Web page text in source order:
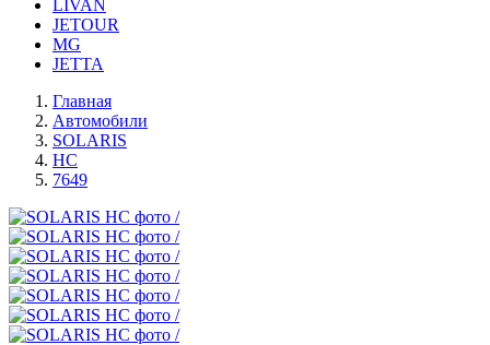
LIVAN
JETOUR
MG
JETTA
Главная
Автомобили
SOLARIS
HC
7649